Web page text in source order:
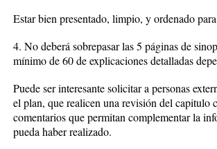
Estar bien presentado, limpio, y ordenado
4. No deberá sobrepasar las 5 páginas de
mínimo de 60 de explicaciones detalladas
Puede ser interesante solicitar a personas
el plan, que realicen una revisión del capitulo
comentarios que permitan complementar la
pueda haber realizado.